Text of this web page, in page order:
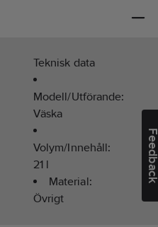
Teknisk data
Modell/Utförande:
Väska
Volym/Innehåll:
21 l
Material:
Övrigt